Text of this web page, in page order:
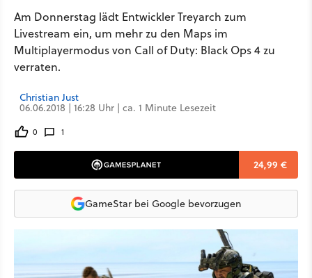
Am Donnerstag lädt Entwickler Treyarch zum
Livestream ein, um mehr zu den Maps im
Multiplayermodus von Call of Duty: Black Ops 4 zu
verraten.
Christian Just
06.06.2018 | 16:28 Uhr | ca. 1 Minute Lesezeit
0 1
24,99 €
GameStar bei Google bevorzugen